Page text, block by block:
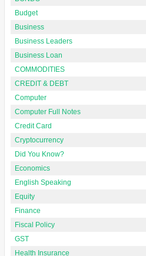
Budget
Business
Business Leaders
Business Loan
COMMODITIES
CREDIT & DEBT
Computer
Computer Full Notes
Credit Card
Cryptocurrency
Did You Know?
Economics
English Speaking
Equity
Finance
Fiscal Policy
GST
Health Insurance